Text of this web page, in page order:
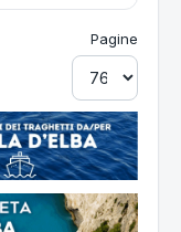
Pagine